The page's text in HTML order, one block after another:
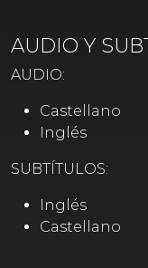
AUDIO Y
AUDIO:
Castellano
Inglés
SUBTÍTULOS:
Inglés
Castellano